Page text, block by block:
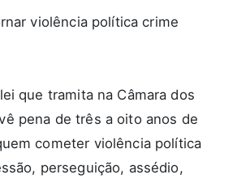
violência política crime
que tramita na Câmara dos
pena de três a oito anos de
cometer violência política
perseguição, assédio,